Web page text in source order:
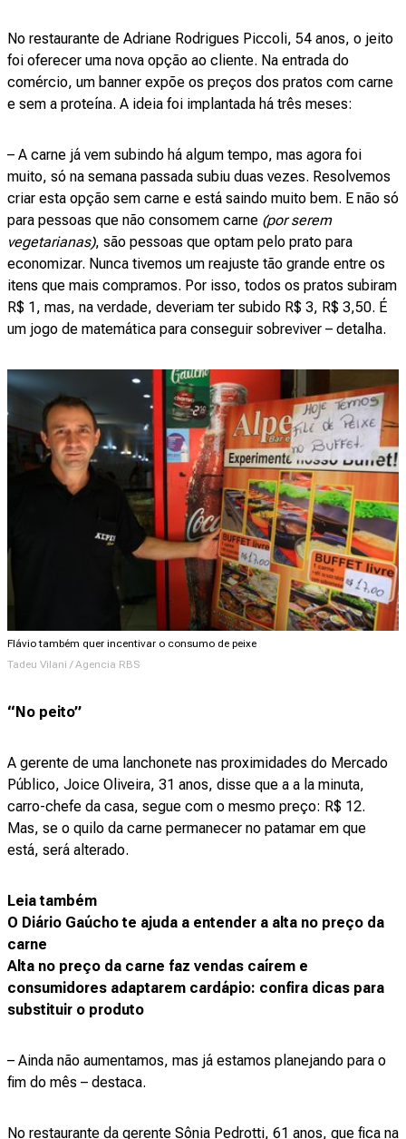
No restaurante de Adriane Rodrigues Piccoli, 54 anos, o jeito
foi oferecer uma nova opção ao cliente. Na entrada do
comércio, um banner expõe os preços dos pratos com carne
e sem a proteína. A ideia foi implantada há três meses:
– A carne já vem subindo há algum tempo, mas agora foi
muito, só na semana passada subiu duas vezes. Resolvemos
criar esta opção sem carne e está saindo muito bem. E não só
para pessoas que não consomem carne (por serem
vegetarianas), são pessoas que optam pelo prato para
economizar. Nunca tivemos um reajuste tão grande entre os
itens que mais compramos. Por isso, todos os pratos subiram
R$ 1, mas, na verdade, deveriam ter subido R$ 3, R$ 3,50. É
um jogo de matemática para conseguir sobreviver – detalha.
Flávio também quer incentivar o consumo de peixe
Tadeu Vilani / Agencia RBS
“No peito”
A gerente de uma lanchonete nas proximidades do Mercado
Público, Joice Oliveira, 31 anos, disse que a a la minuta,
carro-chefe da casa, segue com o mesmo preço: R$ 12.
Mas, se o quilo da carne permanecer no patamar em que
está, será alterado.
Leia também
O Diário Gaúcho te ajuda a entender a alta no preço da
carne
Alta no preço da carne faz vendas caírem e
consumidores adaptarem cardápio: confira dicas para
substituir o produto
– Ainda não aumentamos, mas já estamos planejando para o
fim do mês – destaca.
No restaurante da gerente Sônia Pedrotti, 61 anos, que fica na